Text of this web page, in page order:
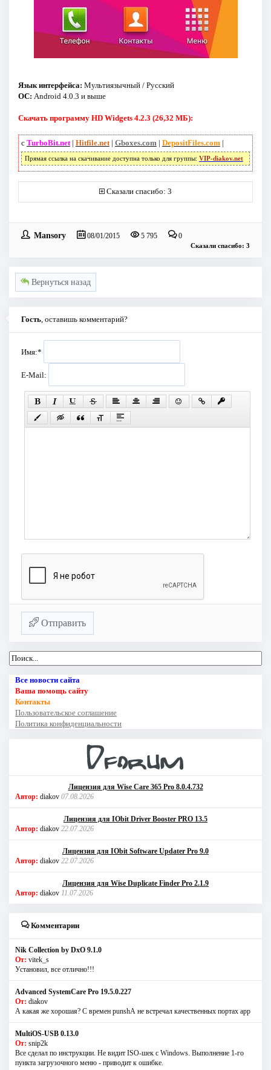
Язык интерфейса: Мультиязычный / Русский
ОС: Android 4.0.3 и выше
Скачать программу HD Widgets 4.2.3 (26,32 МБ):
с TurboBit.net| Hitfile.net| Gboxes.com | DepositFiles.com |
Прямая ссылка на скачивание доступна только для группы: VIP-diakov.net
Сказали спасибо: 3
Mansory 08/01/2015 5 795 0
Сказали спасибо: 3
Вернуться назад
Гость , оставишь комментарий?
Имя:*
E-Mail:
Отправить
Все новости сайта
Ваша помощь сайту
Контакты
Пользовательское соглашение
Политика конфиденциальности
Лицензия для Wise Care 365 Pro 8.0.4.732
Автор: diakov 07.08.2026
Лицензия для IObit Driver Booster PRO 13.5
Автор: diakov 22.07.2026
Лицензия для IObit Software Updater Pro 9.0
Автор: diakov 22.07.2026
Лицензия для Wise Duplicate Finder Pro 2.1.9
Автор: diakov 11.07.2026
Комментарии
Nik Collection by DxO 9.1.0
От: vitek_s
Установил, все отлично!!!
Advanced SystemCare Pro 19.5.0.227
От: diakov
А какая же хорошая? С времен punshА не встречал качественных портах app
MultiOS-USB 0.13.0
От: snip2k
Все сделал по инструкции. Не видит ISO-шек с Windows. Выполнение 1-го
пункта загрузочного меню - приводит к ошибке.